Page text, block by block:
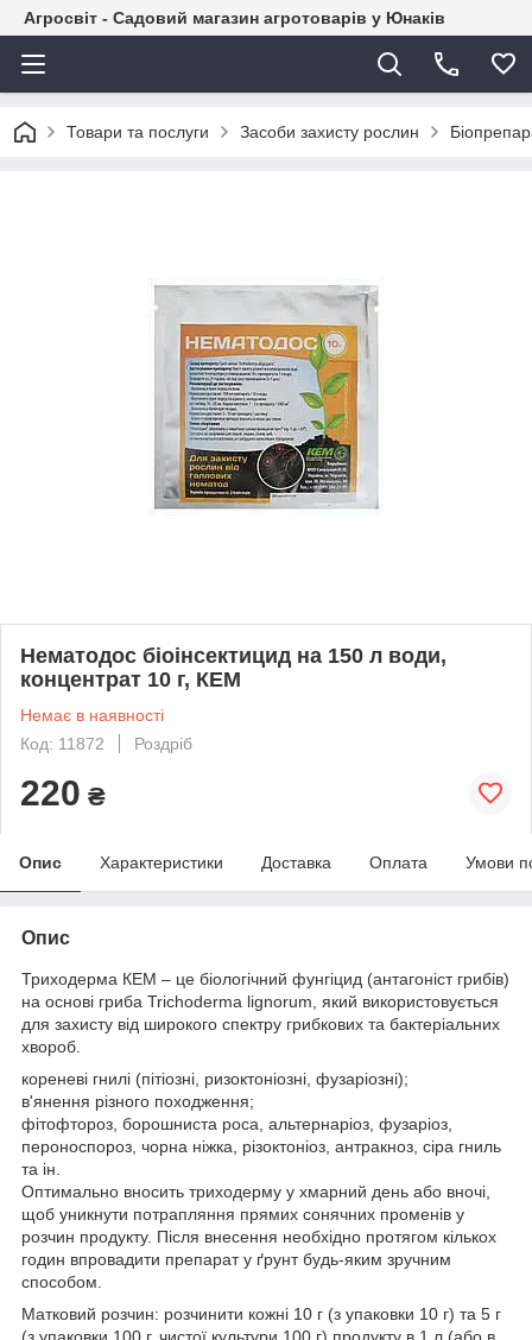
Агросвіт - Садовий магазин агротоварів у Юнаків
Товари та послуги Засоби захисту рослин
Нематодос біоінсектицид на 150 л води,
концентрат 10 г, КЕМ
Немає в наявності
Код: 11872
Роздріб
220 ₴
Опис Характеристики Доставка Оплата Умови
Опис
Триходерма КЕМ – це біологічний фунгіцид (антагоніст грибів)
на основі гриба Trichoderma lignorum, який використовується
для захисту від широкого спектру грибкових та бактеріальних
хвороб.
кореневі гнилі (пітіозні, ризоктоніозні, фузаріозні);
в'янення різного походження;
фітофтороз, борошниста роса, альтернаріоз, фузаріоз,
пероноспороз, чорна ніжка, різоктоніоз, антракноз, сіра гниль
та ін.
Оптимально вносить триходерму у хмарний день або вночі,
щоб уникнути потрапляння прямих сонячних променів у
розчин продукту. Після внесення необхідно протягом кількох
годин впровадити препарат у ґрунт будь-яким зручним
способом.
Матковий розчин: розчинити кожні 10 г (з упаковки 10 г) та 5 г
(з упаковки 100 г, чистої культури 100 г) продукту в 1 л (або в